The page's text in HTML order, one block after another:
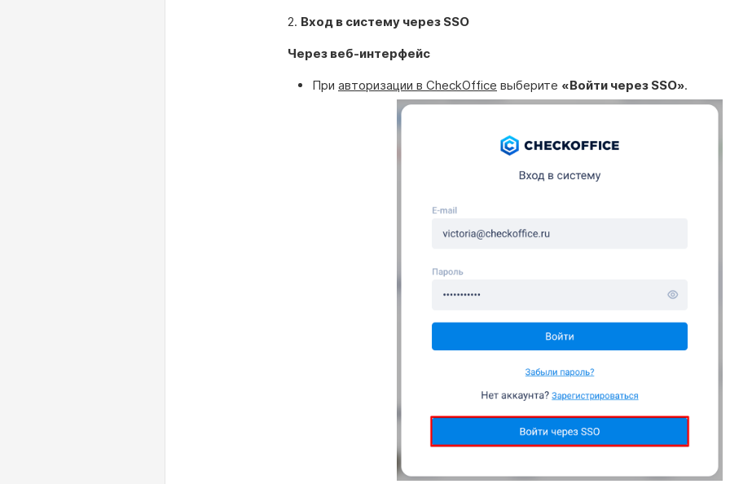
2. Вход в систему через SSO
Через веб-интерфейс
При авторизации в CheckOffice выберите «Войти через SSO».